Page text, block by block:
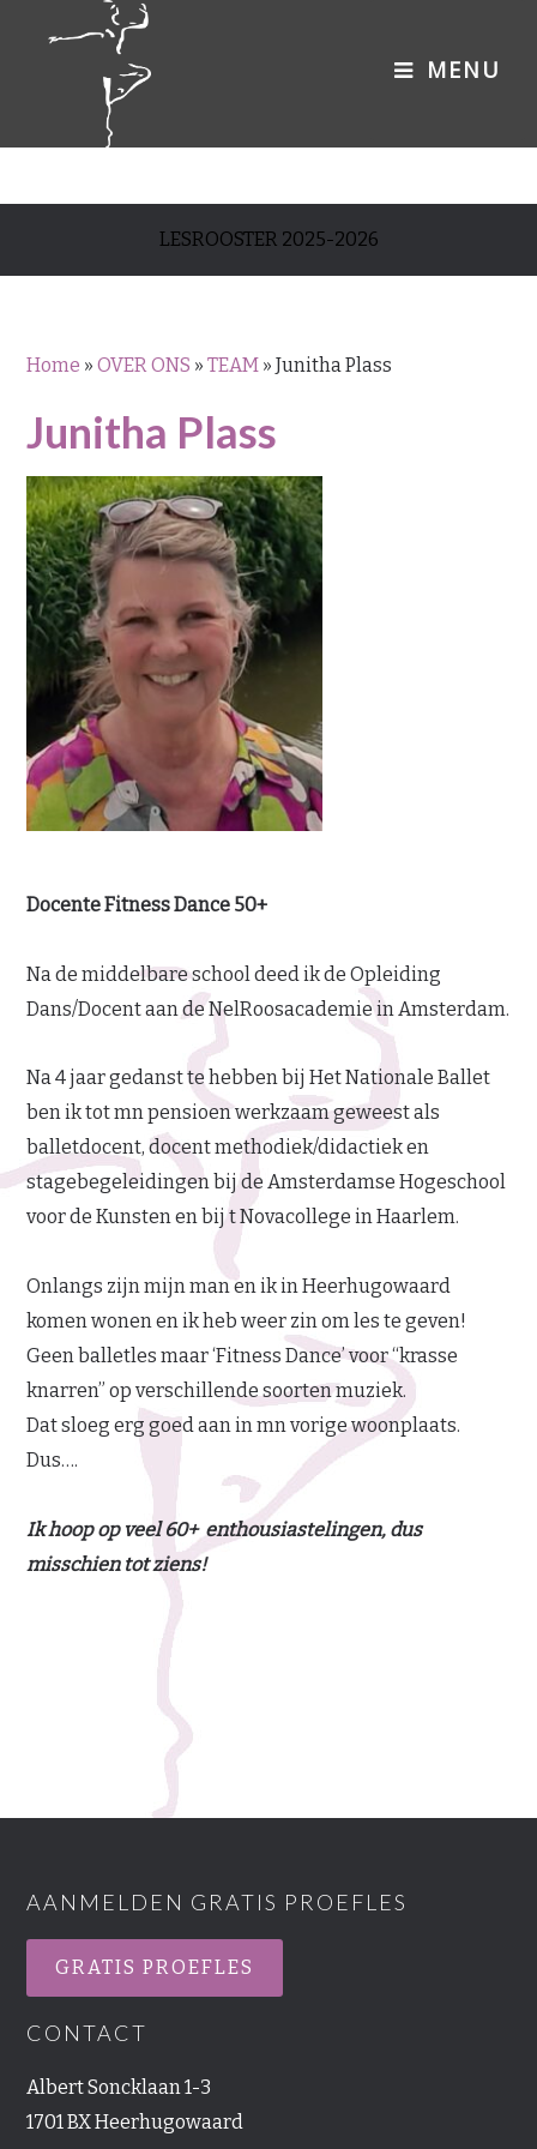
LESROOSTER 2025-2026
Home »OVER ONS »TEAM »Junitha Plass
Junitha Plass
Docente Fitness Dance 50+
Na de middelbare school deed ik de Opleiding
Dans/Docent aan de NelRoosacademie in Amsterdam.
Na 4 jaar gedanst te hebben bij Het Nationale Ballet
ben ik tot mn pensioen werkzaam geweest als
balletdocent, docent methodiek/didactiek en
stagebegeleidingen bij de Amsterdamse Hogeschool
voor de Kunsten en bij t Novacollege in Haarlem.
Onlangs zijn mijn man en ik in Heerhugowaard
komen wonen en ik heb weer zin om les te geven!
Geen balletles maar ‘Fitness Dance’ voor “krasse
knarren” op verschillende soorten muziek.
Dat sloeg erg goed aan in mn vorige woonplaats.
Dus….
Ik hoop op veel 60+ enthousiastelingen, dus
misschien tot ziens!
AANMELDEN GRATIS PROEFLES
GRATIS PROEFLES
CONTACT
Albert Soncklaan 1-3
1701 BX Heerhugowaard